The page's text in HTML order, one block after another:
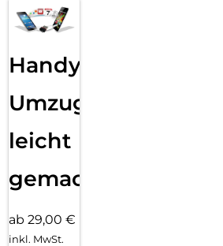
Handy
Umzug
leicht
gemacht!
ab 29,00 €
inkl. MwSt.